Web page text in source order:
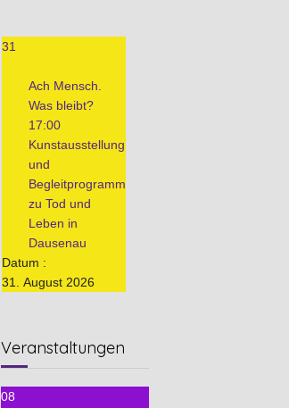
31
Ach Mensch.
Was bleibt?
17:00
Kunstausstellung
und
Begleitprogramm
zu Tod und
Leben in
Dausenau
Datum :
31. August 2026
Veranstaltungen
08